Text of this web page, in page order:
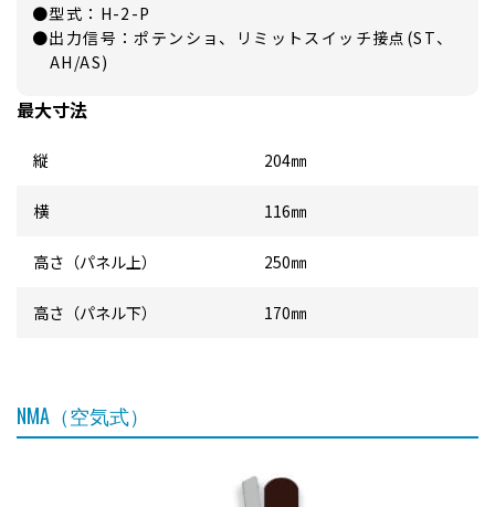
●型式：H-2-P
●出力信号：ポテンショ、リミットスイッチ接点(ST、
AH/AS)
最大寸法
縦 204㎜
横 116㎜
高さ（パネル上） 250㎜
高さ（パネル下） 170㎜
NMA（空気式）